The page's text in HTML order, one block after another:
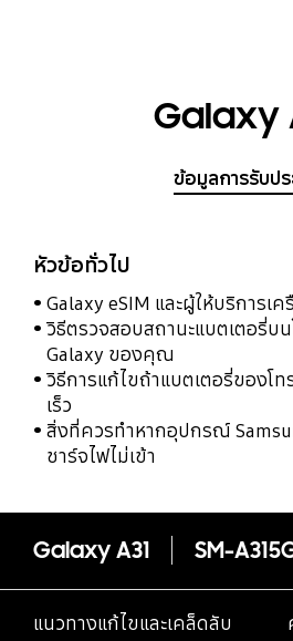
Galaxy
ข้อมูลการรับป
หัวข้อทั่วไป
Galaxy eSIM และผู้ให้บริการเ
วิธีตรวจสอบสถานะแบตเตอรี่บ
Galaxy ของคุณ
วิธีการแก้ไขถ้าแบตเตอรี่ของโ
เร็ว
สิ่งที่ควรทำหากอุปกรณ์
ชาร์จไฟไม่เข้า
Galaxy A31 SM-
แนวทางแก้ไขและเคล็ดลับ